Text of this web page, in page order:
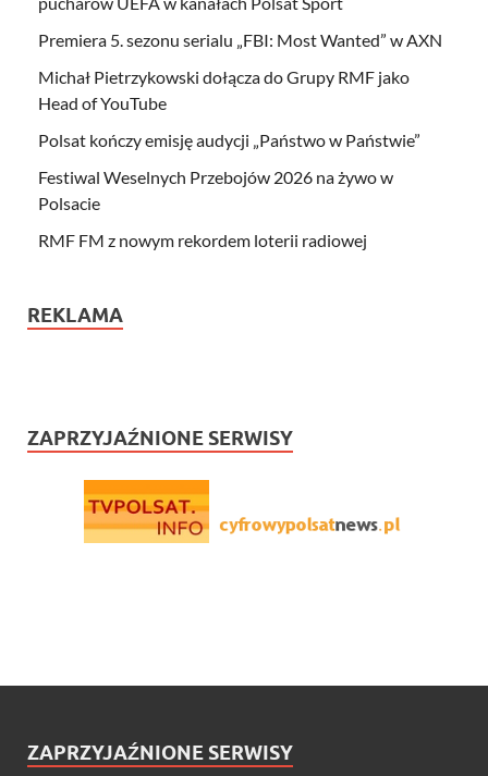
Premiera 5. sezonu serialu „FBI: Most Wanted” w AXN
Michał Pietrzykowski dołącza do Grupy RMF jako
Head of YouTube
Polsat kończy emisję audycji „Państwo w Państwie”
Festiwal Weselnych Przebojów 2026 na żywo w
Polsacie
RMF FM z nowym rekordem loterii radiowej
REKLAMA
ZAPRZYJAŹNIONE SERWISY
ZAPRZYJAŹNIONE SERWISY